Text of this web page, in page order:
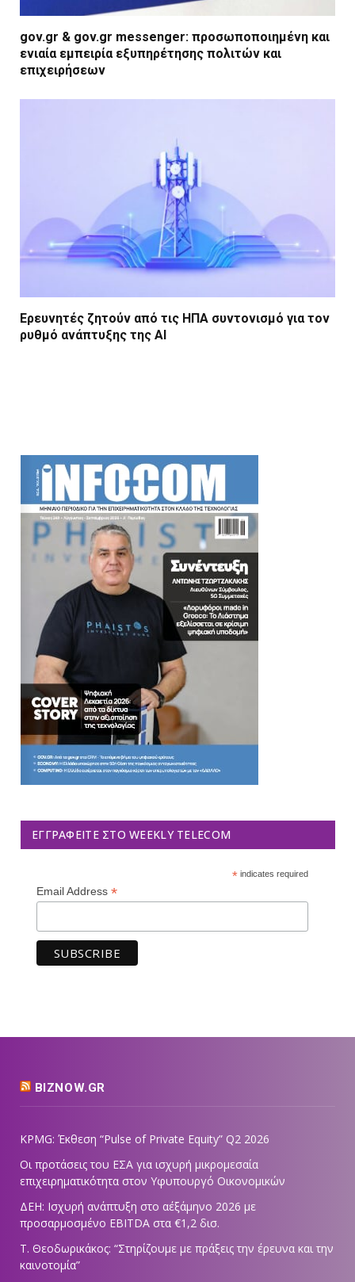
gov.gr & gov.gr messenger: προσωποποιημένη και
ενιαία εμπειρία εξυπηρέτησης πολιτών και
επιχειρήσεων
Ερευνητές ζητούν από τις ΗΠΑ συντονισμό για τον
ρυθμό ανάπτυξης της AI
ΕΓΓΡΑΦΕΊΤΕ ΣΤΟ WEEKLY TELECOM
*indicates required
Email Address *
BIZNOW.GR
KPMG: Έκθεση “Pulse of Private Equity” Q2 2026
Οι προτάσεις του ΕΣΑ για ισχυρή μικρομεσαία
επιχειρηματικότητα στον Υφυπουργό Οικονομικών
ΔΕΗ: Ισχυρή ανάπτυξη στο α΄εξάμηνο 2026 με
προσαρμοσμένο EBITDA στα €1,2 δισ.
Τ. Θεοδωρικάκος: “Στηρίζουμε με πράξεις την έρευνα και την
καινοτομία”